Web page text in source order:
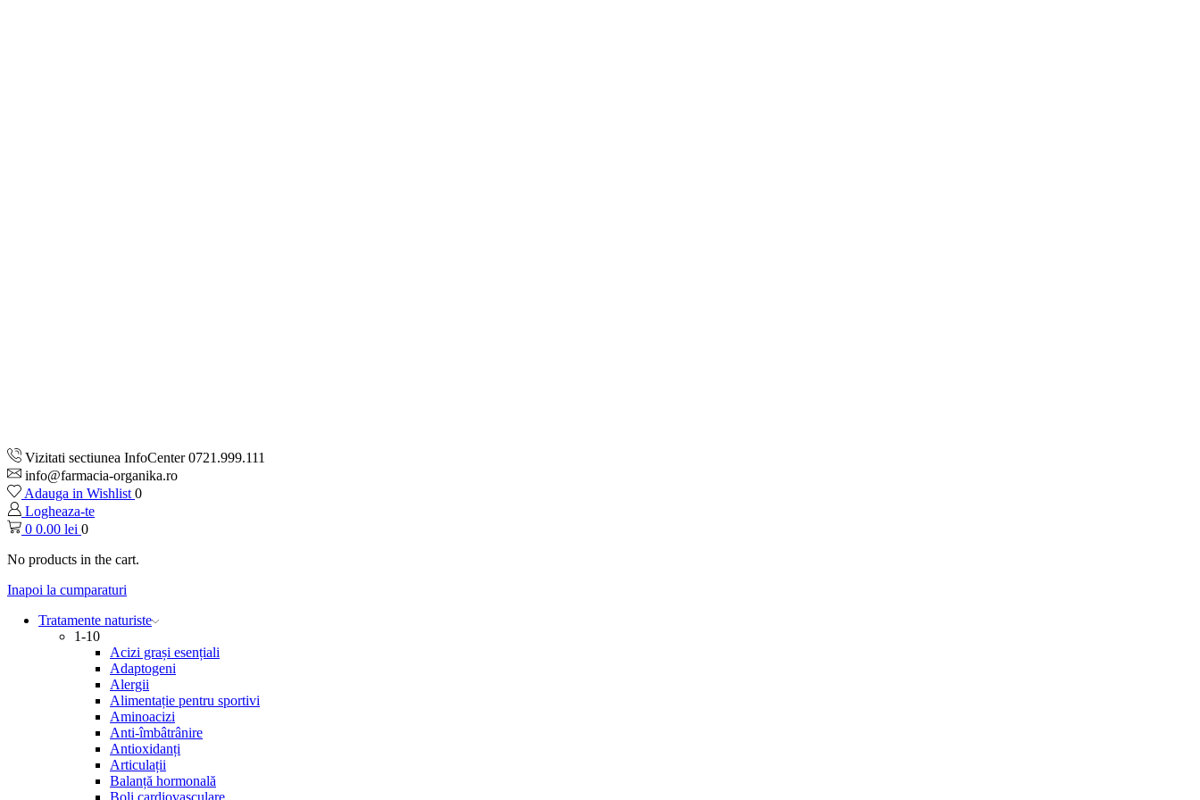
Vizitati sectiunea InfoCenter 0721.999.111
info@farmacia-organika.ro
Adauga in Wishlist 0
Logheaza-te
0 0.00 lei 0
No products in the cart.
Inapoi la cumparaturi
Tratamente naturiste
1-10
Acizi grași esențiali
Adaptogeni
Alergii
Alimentație pentru sportivi
Aminoacizi
Anti-îmbâtrânire
Antioxidanți
Articulații
Balanță hormonală
Boli cardiovasculare